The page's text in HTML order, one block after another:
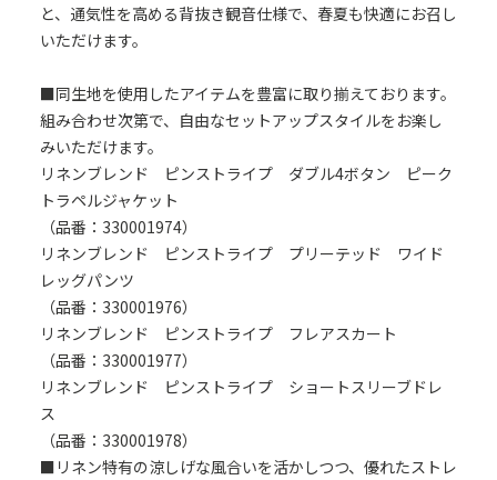
と、通気性を高める背抜き観音仕様で、春夏も快適にお召し
いただけます。
■同生地を使用したアイテムを豊富に取り揃えております。
組み合わせ次第で、自由なセットアップスタイルをお楽し
みいただけます。
リネンブレンド ピンストライプ ダブル4ボタン ピーク
トラペルジャケット
（品番：330001974）
リネンブレンド ピンストライプ プリーテッド ワイド
レッグパンツ
（品番：330001976）
リネンブレンド ピンストライプ フレアスカート
（品番：330001977）
リネンブレンド ピンストライプ ショートスリーブドレ
ス
（品番：330001978）
■リネン特有の涼しげな風合いを活かしつつ、優れたストレ